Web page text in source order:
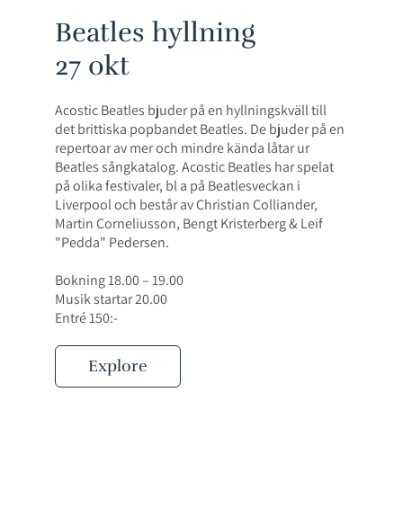
Beatles hyllning
27 okt
Acostic Beatles bjuder på en hyllningskväll till
det brittiska popbandet Beatles. De bjuder på en
repertoar av mer och mindre kända låtar ur
Beatles sångkatalog. Acostic Beatles har spelat
på olika festivaler, bl a på Beatlesveckan i
Liverpool och består av Christian Colliander,
Martin Corneliusson, Bengt Kristerberg & Leif
"Pedda" Pedersen.
Bokning 18.00 – 19.00
Musik startar 20.00
Entré 150:-
Explore